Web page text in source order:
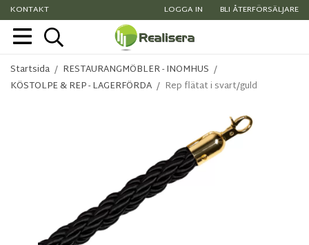
KONTAKT LOGGA IN BLI ÅTERFÖRSÄLJARE
Startsida / RESTAURANGMÖBLER - INOMHUS /
KÖSTOLPE & REP - LAGERFÖRDA / Rep flätat i svart/guld